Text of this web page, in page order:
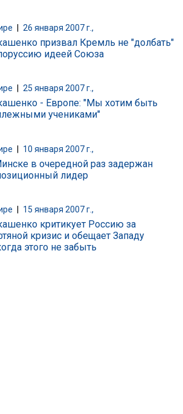
26 января 2007 г.,
призвал Кремль не "долбать"
идеей Союза
25 января 2007 г.,
- Европе: "Мы хотим быть
учениками"
| 10 января 2007 г.,
в очередной раз задержан
лидер
15 января 2007 г.,
критикует Россию за
кризис и обещает Западу
этого не забыть